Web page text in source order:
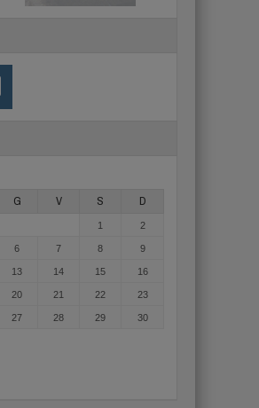
G V S D
1 2
6 7 8 9
13 14 15 16
20 21 22 23
27 28 29 30